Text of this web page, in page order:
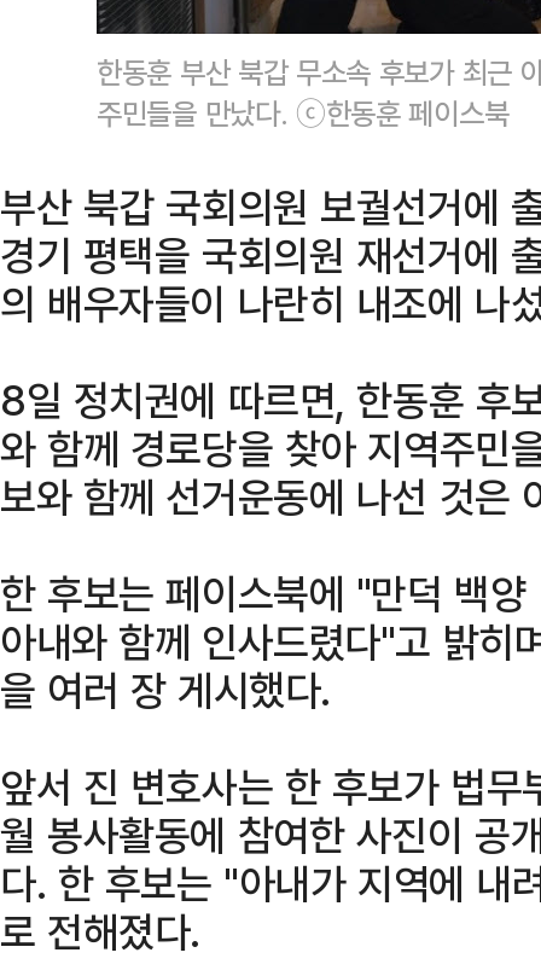
한동훈 부산 북갑 무소속 후보가 최근
주민들을 만났다. ⓒ한동훈 페이스북
부산 북갑 국회의원 보궐선거에
경기 평택을 국회의원 재선거에
의 배우자들이 나란히 내조에 나
8일 정치권에 따르면, 한동훈 후
와 함께 경로당을 찾아 지역주민
보와 함께 선거운동에 나선 것은
한 후보는 페이스북에 "만덕 백
아내와 함께 인사드렸다"고 밝히
을 여러 장 게시했다.
앞서 진 변호사는 한 후보가 법
월 봉사활동에 참여한 사진이 공
다. 한 후보는 "아내가 지역에 내
로 전해졌다.